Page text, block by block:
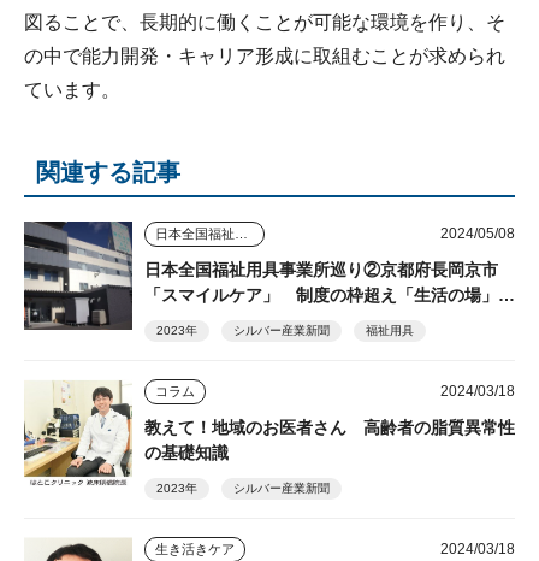
図ることで、長期的に働くことが可能な環境を作り、そ
の中で能力開発・キャリア形成に取組むことが求められ
ています。
関連する記事
2024/05/08
日本全国福祉用具事業所巡り②京都府長岡京市
「スマイルケア」 制度の枠超え「生活の場」を
2023年 シルバー産業新聞 福祉用具
コラム 2024/03/18
教えて！地域のお医者さん 高齢者の脂質異常性
の基礎知識
2023年 シルバー産業新聞
生き活きケア 2024/03/18